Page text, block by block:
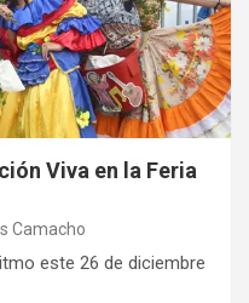
Viva en la Feria
Camacho
este 26 de diciembre